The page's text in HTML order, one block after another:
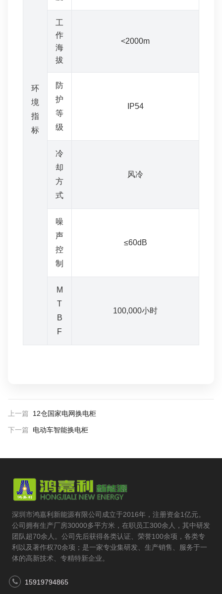
环
境
指
标
工
作
海
拔
<2000m
防
护
等
级
IP54
冷
却
方
式
风冷
噪
声
控
制
≤60dB
M
T
B
F
100,000小时
上一篇 12仓国家电网换电柜
下一篇 电动车智能换电柜
深圳市鸿嘉利新能源有限公司成立于2016年，注册资金1亿元。
公司拥有生产厂房30000多平方米，在职员工300余人，其中研发
团队超70余人。公司先后获得各类认证、荣誉100余项，各类专
利以及著作权70余项；是一家专业集研发、生产销售、服务于一
体的高新技术、专精特新企业。
15919794865